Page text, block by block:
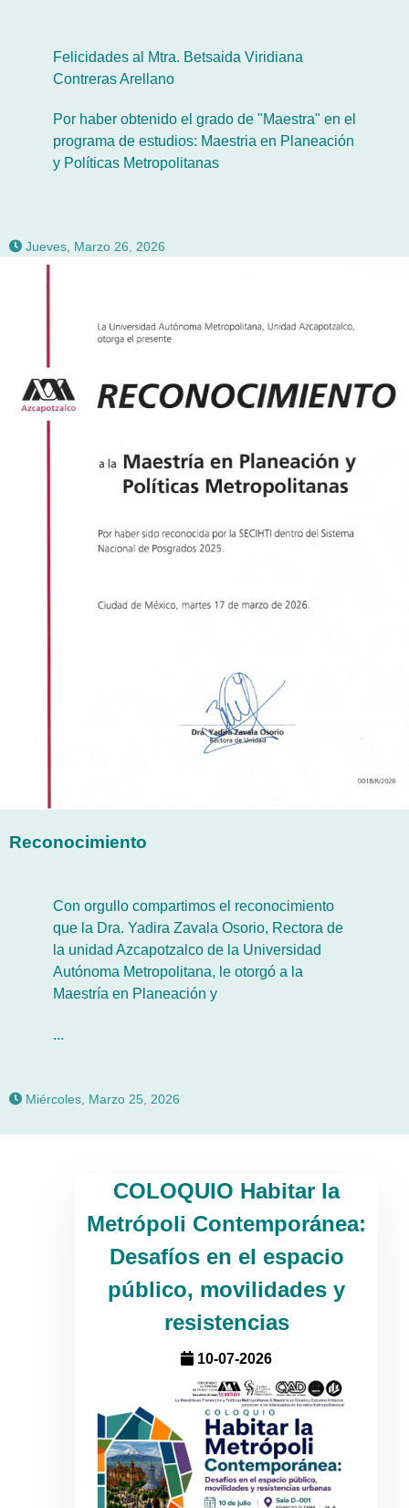
Felicidades al Mtra. Betsaida Viridiana
Contreras Arellano
Por haber obtenido el grado de "Maestra" en el
programa de estudios: Maestria en Planeación
y Políticas Metropolitanas
Jueves, Marzo 26, 2026
Reconocimiento
Con orgullo compartimos el reconocimiento
que la Dra. Yadira Zavala Osorio, Rectora de
la unidad Azcapotzalco de la Universidad
Autónoma Metropolitana, le otorgó a la
Maestría en Planeación y
...
Miércoles, Marzo 25, 2026
COLOQUIO Habitar la
Metrópoli Contemporánea:
Desafíos en el espacio
público, movilidades y
resistencias
10-07-2026